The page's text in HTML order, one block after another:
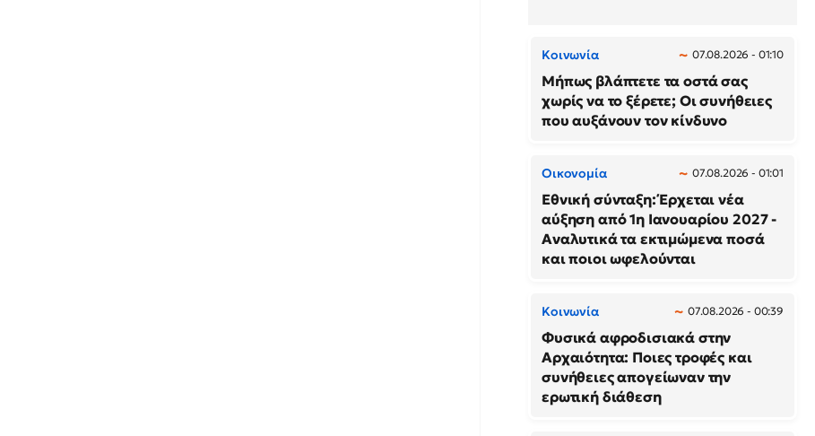
Κοινωνία 07.08.2026 - 01:10
Μήπως βλάπτετε τα οστά σας
χωρίς να το ξέρετε; Οι συνήθειες
που αυξάνουν τον κίνδυνο
Οικονομία 07.08.2026 - 01:01
Εθνική σύνταξη: Έρχεται νέα
αύξηση από 1η Ιανουαρίου 2027 -
Αναλυτικά τα εκτιμώμενα ποσά
και ποιοι ωφελούνται
Κοινωνία 07.08.2026 - 00:39
Φυσικά αφροδισιακά στην
Αρχαιότητα: Ποιες τροφές και
συνήθειες απογείωναν την
ερωτική διάθεση